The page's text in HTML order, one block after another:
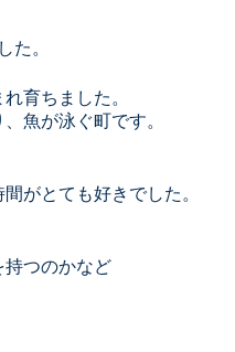
た。
育ちました。
魚が泳ぐ町です。
がとても好きでした。
持つのかなど